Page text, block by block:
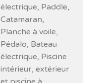
électrique, Paddle,
Catamaran,
Planche à voile,
Pédalo, Bateau
électrique, Piscine
intérieur, extérieur